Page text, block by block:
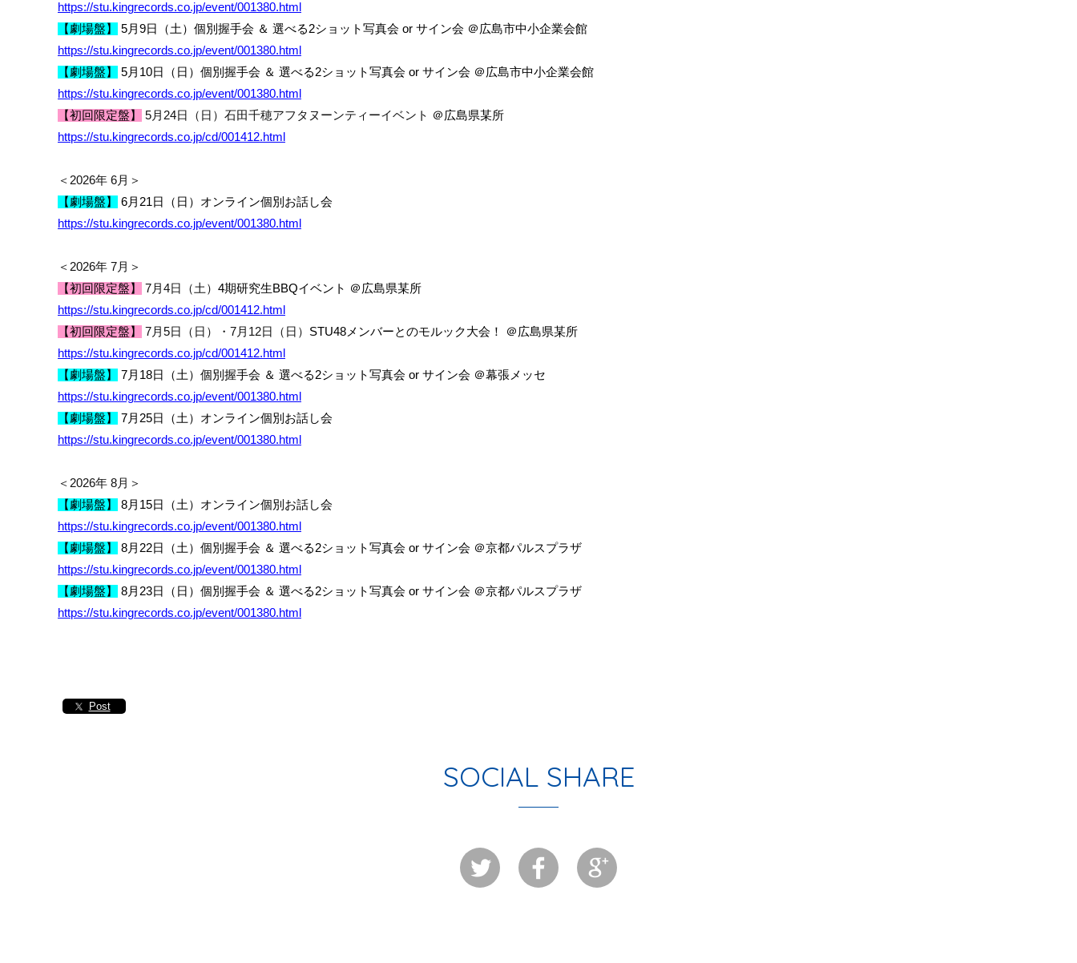
https://stu.kingrecords.co.jp/event/001380.html
【劇場盤】
5月 9日（土） 個別握手会 ＆ 選べる2ショット写真会 or サイン会 ＠広島市中小企業会館
https://stu.kingrecords.co.jp/event/001380.html
【劇場盤】
5月 10日（日） 個別握手会 ＆ 選べる2ショット写真会 or サイン会 ＠広島市中小企業会館
https://stu.kingrecords.co.jp/event/001380.html
【初回限定盤】
5月 24日（日）石田千穂アフタヌーンティーイベント ＠広島県某所
https://stu.kingrecords.co.jp/cd/001412.html
＜ 2026年 6月＞
【劇場盤】
6月 21 日（日）オンライン個別お話し会
https://stu.kingrecords.co.jp/event/001380.html
＜ 2026年 7月＞
【初回限定盤】
7月 4日（土） 4期研究生BBQイベント ＠広島県某所
https://stu.kingrecords.co.jp/cd/001412.html
【初回限定盤】
7月 5日（日）・ 7月 12日（日） STU48メンバーとのモルック大会！ ＠広島県某所
https://stu.kingrecords.co.jp/cd/001412.html
【劇場盤】
7月 18日（土） 個別握手会 ＆ 選べる2ショット写真会 or サイン会 ＠幕張メッセ
https://stu.kingrecords.co.jp/event/001380.html
【劇場盤】
7月 25日（土）オンライン個別お話し会
https://stu.kingrecords.co.jp/event/001380.html
＜ 2026年 8月＞
【劇場盤】
8月 15日（土） オンライン個別お話し会
https://stu.kingrecords.co.jp/event/001380.html
【劇場盤】
8月 22日（土） 個別握手会 ＆ 選べる2ショット写真会 or サイン会 ＠京都パルスプラザ
https://stu.kingrecords.co.jp/event/001380.html
【劇場盤】
8月 23日（日） 個別握手会 ＆ 選べる2ショット写真会 or サイン会 ＠京都パルスプラザ
https://stu.kingrecords.co.jp/event/001380.html
Post
SOCIAL SHARE